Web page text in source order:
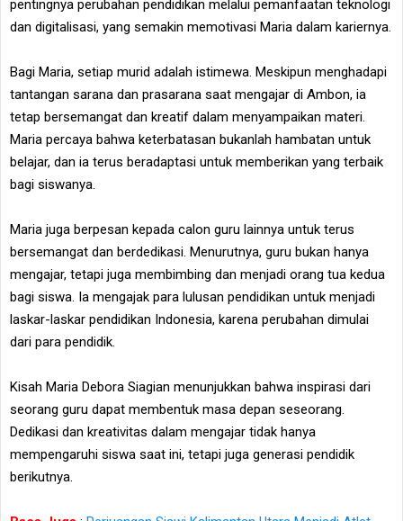
pentingnya perubahan pendidikan melalui pemanfaatan teknologi
dan digitalisasi, yang semakin memotivasi Maria dalam kariernya.
Bagi Maria, setiap murid adalah istimewa. Meskipun menghadapi
tantangan sarana dan prasarana saat mengajar di Ambon, ia
tetap bersemangat dan kreatif dalam menyampaikan materi.
Maria percaya bahwa keterbatasan bukanlah hambatan untuk
belajar, dan ia terus beradaptasi untuk memberikan yang terbaik
bagi siswanya.
Maria juga berpesan kepada calon guru lainnya untuk terus
bersemangat dan berdedikasi. Menurutnya, guru bukan hanya
mengajar, tetapi juga membimbing dan menjadi orang tua kedua
bagi siswa. Ia mengajak para lulusan pendidikan untuk menjadi
laskar-laskar pendidikan Indonesia, karena perubahan dimulai
dari para pendidik.
Kisah Maria Debora Siagian menunjukkan bahwa inspirasi dari
seorang guru dapat membentuk masa depan seseorang.
Dedikasi dan kreativitas dalam mengajar tidak hanya
mempengaruhi siswa saat ini, tetapi juga generasi pendidik
berikutnya.